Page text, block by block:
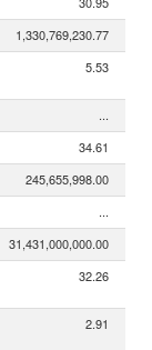
1,330,769,230.77
5.53
...
34.61
245,655,998.00
...
31,431,000,000.00
32.26
2.91